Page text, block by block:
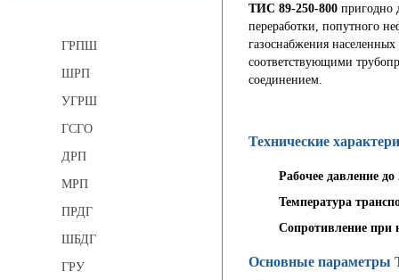
ГРПШ
ШРП
УГРШ
ГСГО
ДРП
МРП
ПРДГ
ШБДГ
ГРУ
ТИС 89-250-800пригодно
переработки, попутного
газоснабжения
соответствующими
соединением.
Технические
Рабочее давление
Температура
Сопротивление
Основные